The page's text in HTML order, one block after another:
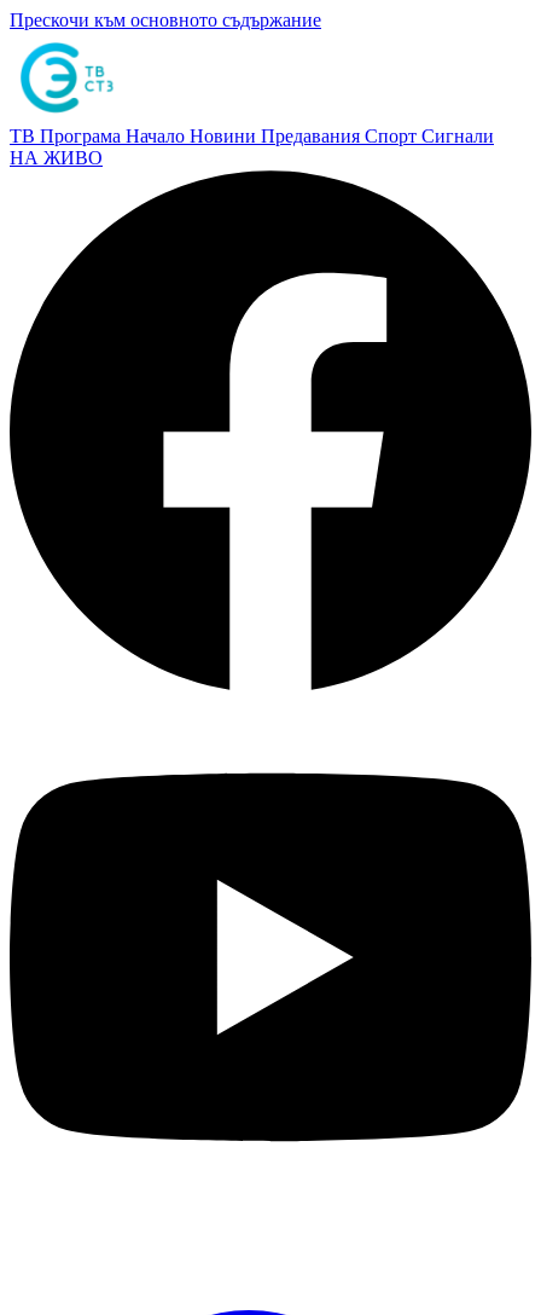
Прескочи към основното съдържание
ТВ Програма Начало Новини Предавания Спорт Сигнали
НА ЖИВО